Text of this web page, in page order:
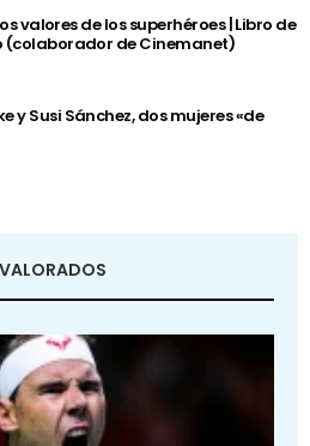
valores de los superhéroes | Libro de
(colaborador de Cinemanet)
y Susi Sánchez, dos mujeres «de